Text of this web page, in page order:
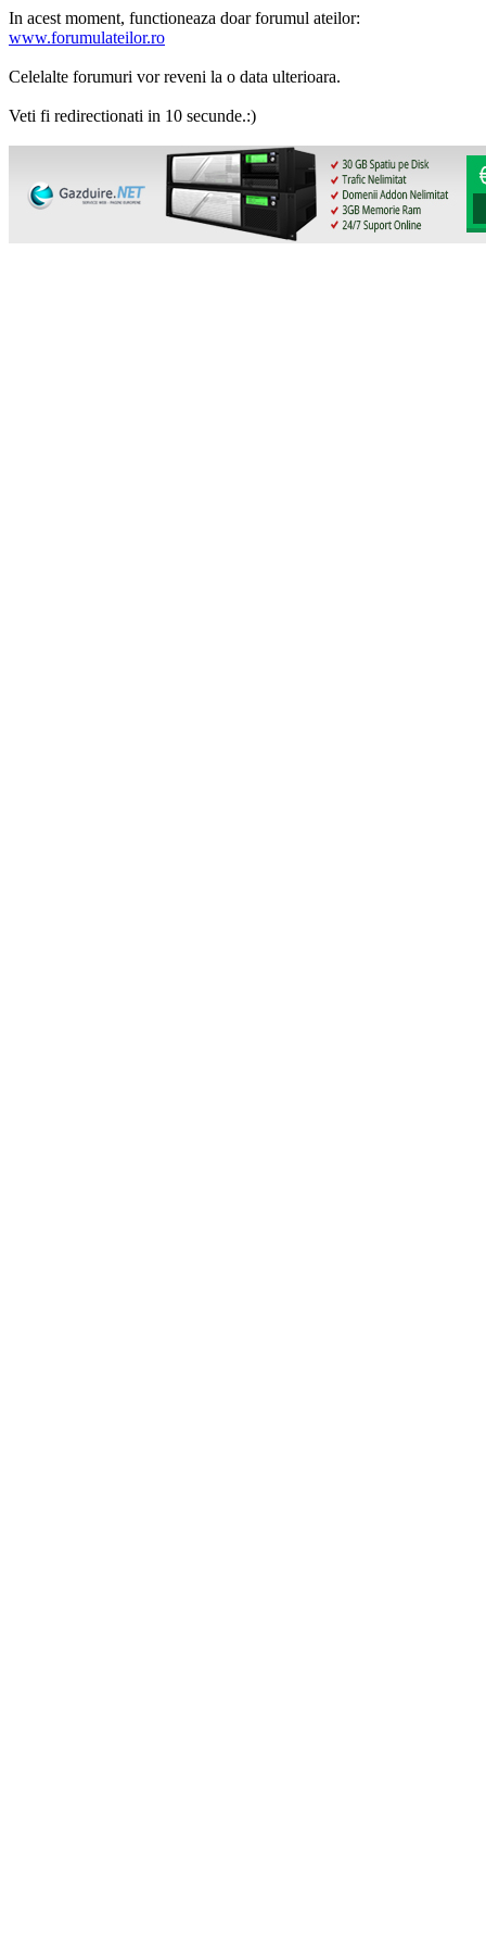
In acest moment, functioneaza doar forumul ateilor:
www.forumulateilor.ro
Celelalte forumuri vor reveni la o data ulterioara.
Veti fi redirectionati in 10 secunde.:)